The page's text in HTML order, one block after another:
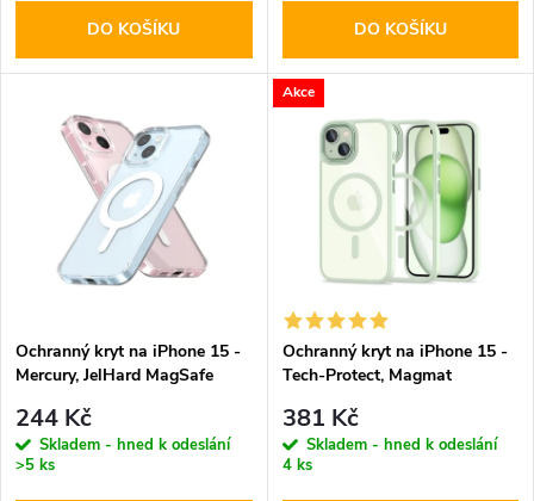
d
o
d
DO KOŠÍKU DO KOŠÍKU
Ochranný kryt na iPhone 15 -
Mercury, JelHard MagSafe
244 Kč
Skladem - hned k odeslání
>5 ks
Akce
Ochranný kryt na iPhone 15 -
Tech-Protect, Magmat
381 Kč
Skladem - hned k odeslání
4 ks